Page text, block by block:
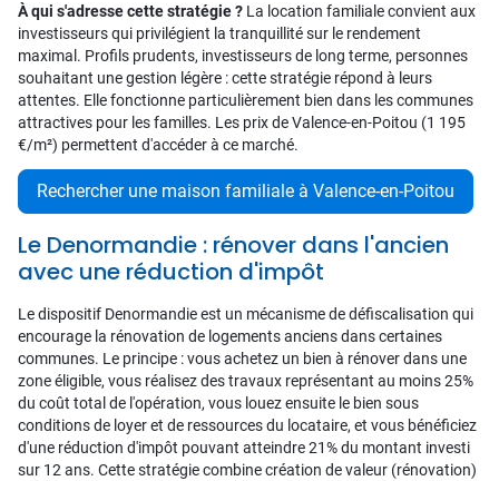
À qui s'adresse cette stratégie ? La location familiale convient aux
investisseurs qui privilégient la tranquillité sur le rendement
maximal. Profils prudents, investisseurs de long terme, personnes
souhaitant une gestion légère : cette stratégie répond à leurs
attentes. Elle fonctionne particulièrement bien dans les communes
attractives pour les familles. Les prix de Valence-en-Poitou (1 195
€/m²) permettent d'accéder à ce marché.
Rechercher une maison familiale à Valence-en-Poitou
Le Denormandie : rénover dans l'ancien
avec une réduction d'impôt
Le dispositif Denormandie est un mécanisme de défiscalisation qui
encourage la rénovation de logements anciens dans certaines
communes. Le principe : vous achetez un bien à rénover dans une
zone éligible, vous réalisez des travaux représentant au moins 25%
du coût total de l'opération, vous louez ensuite le bien sous
conditions de loyer et de ressources du locataire, et vous bénéficiez
d'une réduction d'impôt pouvant atteindre 21% du montant investi
sur 12 ans. Cette stratégie combine création de valeur (rénovation)